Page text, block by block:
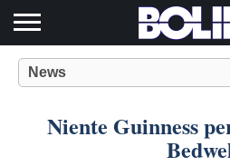
News
Niente Guinness